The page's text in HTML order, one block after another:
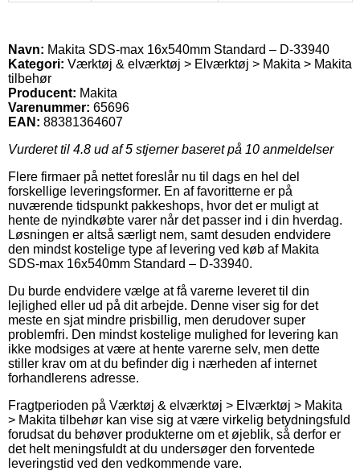
Navn: Makita SDS-max 16x540mm Standard – D-33940
Kategori: Værktøj & elværktøj > Elværktøj > Makita > Makita
tilbehør
Producent: Makita
Varenummer: 65696
EAN: 88381364607
Vurderet til 4.8 ud af 5 stjerner baseret på 10 anmeldelser
Flere firmaer på nettet foreslår nu til dags en hel del
forskellige leveringsformer. En af favoritterne er på
nuværende tidspunkt pakkeshops, hvor det er muligt at
hente de nyindkøbte varer når det passer ind i din hverdag.
Løsningen er altså særligt nem, samt desuden endvidere
den mindst kostelige type af levering ved køb af Makita
SDS-max 16x540mm Standard – D-33940.
Du burde endvidere vælge at få varerne leveret til din
lejlighed eller ud på dit arbejde. Denne viser sig for det
meste en sjat mindre prisbillig, men derudover super
problemfri. Den mindst kostelige mulighed for levering kan
ikke modsiges at være at hente varerne selv, men dette
stiller krav om at du befinder dig i nærheden af internet
forhandlerens adresse.
Fragtperioden på Værktøj & elværktøj > Elværktøj > Makita
> Makita tilbehør kan vise sig at være virkelig betydningsfuld
forudsat du behøver produkterne om et øjeblik, så derfor er
det helt meningsfuldt at du undersøger den forventede
leveringstid ved den vedkommende vare.